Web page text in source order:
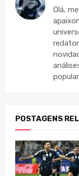
Olá,
POSTAGENS